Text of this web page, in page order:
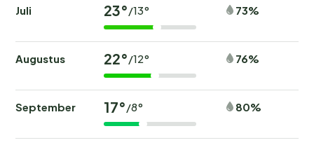
Juli 23°/13° 73%
Augustus 22°/12° 76%
September 17°/8° 80%